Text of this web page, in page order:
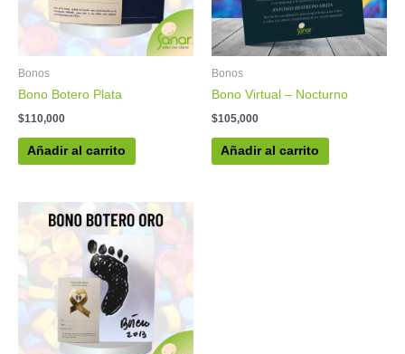
Bonos
Bono Botero Plata
$110,000
Añadir al carrito
Bonos
Bono Virtual – Nocturno
$105,000
Añadir al carrito